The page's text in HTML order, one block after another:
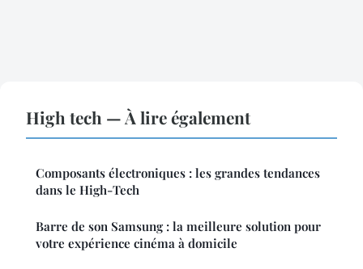
High tech — À lire également
Composants électroniques : les grandes tendances
dans le High-Tech
Barre de son Samsung : la meilleure solution pour
votre expérience cinéma à domicile